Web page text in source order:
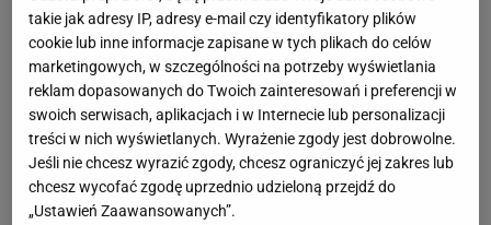
finału.
Poza standardowymi nagrodami dla najlepszych
drużyn, na zawodników czekało również wyjątkowe
wyróżnienie w postaci nagrody specjalnej dla MVP
turnieju, ufundowanej przez markę Roborock.
Otrzymał ją Szymon, który podczas rozgrywek
takie jak adresy IP, adresy e-mail czy identyfikatory plików
cookie lub inne informacje zapisane w tych plikach do celów
marketingowych, w szczególności na potrzeby wyświetlania
reklam dopasowanych do Twoich zainteresowań i preferencji w
swoich serwisach, aplikacjach i w Internecie lub personalizacji
treści w nich wyświetlanych. Wyrażenie zgody jest dobrowolne.
Jeśli nie chcesz wyrazić zgody, chcesz ograniczyć jej zakres lub
chcesz wycofać zgodę uprzednio udzieloną przejdź do
„Ustawień Zaawansowanych”.